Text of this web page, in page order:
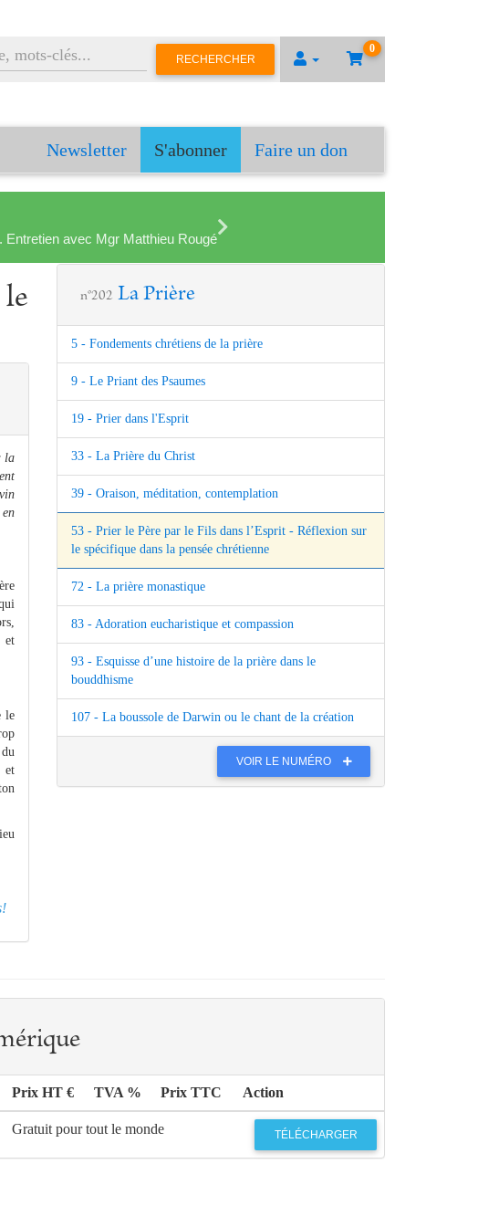
0
RECHERCHER
Newsletter S'abonner Faire un don
avec Mgr Matthieu Rougé
la
et
le
et
n°202 La Prière
5 - Fondements chrétiens de la prière
9 - Le Priant des Psaumes
19 - Prier dans l'Esprit
33 - La Prière du Christ
39 - Oraison, méditation, contemplation
53 - Prier le Père par le Fils dans l’Esprit - Réflexion sur
le spécifique dans la pensée chrétienne
72 - La prière monastique
83 - Adoration eucharistique et compassion
93 - Esquisse d’une histoire de la prière dans le
bouddhisme
107 - La boussole de Darwin ou le chant de la création
VOIR LE NUMÉRO
Prix HT € TVA % Prix TTC Action
Gratuit pour tout le monde TÉLÉCHARGER